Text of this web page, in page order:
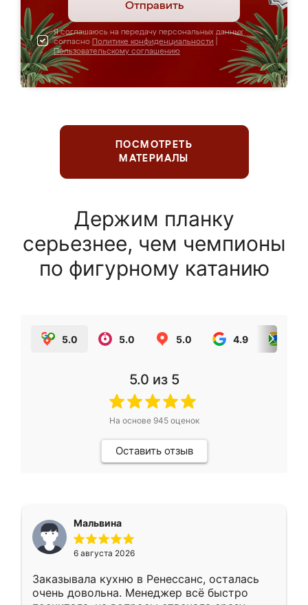
Отправить
Я соглашаюсь на передачу персональных данных
согласно Политике конфиденциальности
Пользовательскому соглашению
ПОСМОТРЕТЬ
МАТЕРИАЛЫ
Держим планку
серьезнее, чем чемпионы
по фигурному катанию
5.0 5.0 5.0 4.9
5.0 из 5
На основе 945оценок
Оставить отзыв
Мальвина
6 августа 2026
Заказывала кухню в Ренессанс, осталась
очень довольна. Менеджер всё быстро